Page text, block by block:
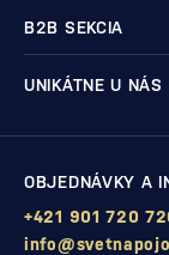
B2B SEKCIA
UNIKÁTNE U NÁS
OBJEDNÁVKY A
+421 901 720